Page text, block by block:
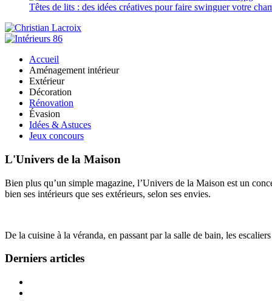
Têtes de lits : des idées créatives pour faire swinguer votre
Accueil
Aménagement intérieur
Extérieur
Décoration
Rénovation
Évasion
Idées & Astuces
Jeux concours
L'Univers de la Maison
Bien plus qu’un simple magazine, l’Univers de la Maison est un
bien ses intérieurs que ses extérieurs, selon ses envies.
De la cuisine à la véranda, en passant par la salle de bain, les
Derniers articles